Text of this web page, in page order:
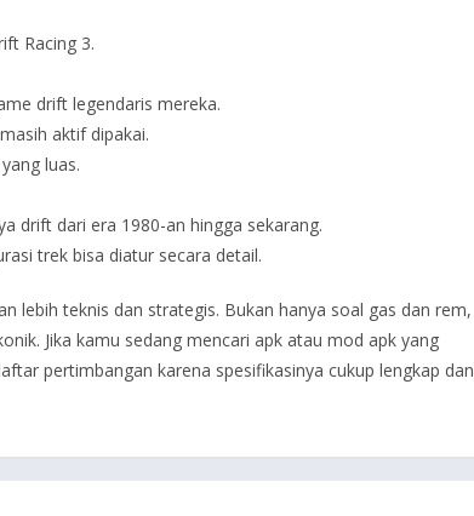
Racing 3.
drift legendaris mereka.
aktif dipakai.
luas.
drift dari era 1980-an hingga sekarang.
trek bisa diatur secara detail.
lebih teknis dan strategis. Bukan hanya soal gas dan rem,
Jika kamu sedang mencari apk atau mod apk yang
pertimbangan karena spesifikasinya cukup lengkap dan